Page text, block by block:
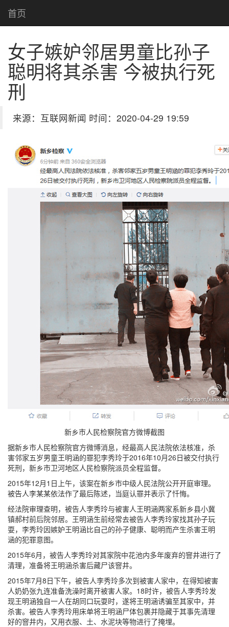
首页
女子嫉妒邻居男童比孙子
聪明将其杀害 今被执行死
刑
来源：互联网新闻 时间：2020-04-29 19:59
新乡市人民检察院官方微博截图
据新乡市人民检察院官方微博消息，经最高人民法院依法核准，杀
害邻家五岁男童王明涵的罪犯李秀玲于2016年10月26日被交付执行
死刑，新乡市卫河地区人民检察院派员全程监督。
2015年12月1日上午，该案在新乡市中级人民法院公开开庭审理。
被告人李某某依法作了最后陈述，当庭认罪并表示了忏悔。
经法院审理查明，被告人李秀玲与被害人王明涵两家系新乡县小冀
镇郝村前后院邻居。王明涵生前经常去被告人李秀玲家找其孙子玩
耍，李秀玲因嫉妒王明涵比自己的孙子健康、聪明而产生杀害王明
涵的犯罪意图。
2015年6月，被告人李秀玲对其家院中花池内多年废弃的窨井进行了
清理，准备将王明涵杀害后藏尸该窨井。
2015年7月8日下午，被告人李秀玲多次到被害人家中，在得知被害
人奶奶张九连准备洗澡时离开被害人家。18时许，被告人李秀玲发
现王明涵独自一人在胡同口玩耍时，遂将王明涵诱骗至其家中，并
杀害。被告人李秀玲用床单将王明涵尸体包裹并隐藏于其事先清理
好的窨井内，又用衣服、土、水泥块等物进行了掩埋。